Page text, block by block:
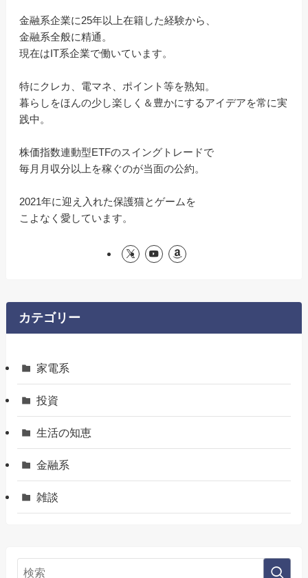
金融系企業に25年以上在籍した経験から、
金融系全般に精通。
現在はIT系企業で働いています。
特にクレカ、電マネ、ポイント等を熟知。
暮らしをほんの少し楽しく＆豊かにするアイデアを常に実
践中。
株価指数連動型ETFのスイングトレードで
毎月月収分以上を稼ぐのが当面の公約。
2021年に迎え入れた保護猫とゲームを
こよなく愛しています。
カテゴリー
家電系
投資
生活の知恵
金融系
雑談